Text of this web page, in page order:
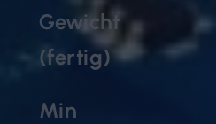
Gewicht
(fertig)
Min